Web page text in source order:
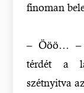
finoman
– Ööö… –
térdét a
szétnyitva